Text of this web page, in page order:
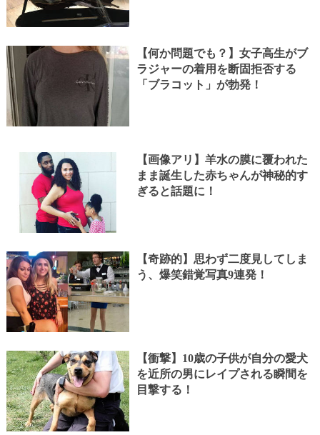
【何か問題でも？】女子高生がブ
ラジャーの着用を断固拒否する
「ブラコット」が勃発！
【画像アリ】羊水の膜に覆われた
まま誕生した赤ちゃんが神秘的す
ぎると話題に！
【奇跡的】思わず二度見してしま
う、爆笑錯覚写真9連発！
【衝撃】10歳の子供が自分の愛犬
を近所の男にレイプされる瞬間を
目撃する！